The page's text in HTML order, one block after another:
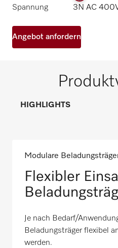
Spannung
3N AC
Angebot anfordern
HIGHLIGHTS
Modulare
Flexibler
Je nach Bedarf/
Beladungsträger flexibel
werden.